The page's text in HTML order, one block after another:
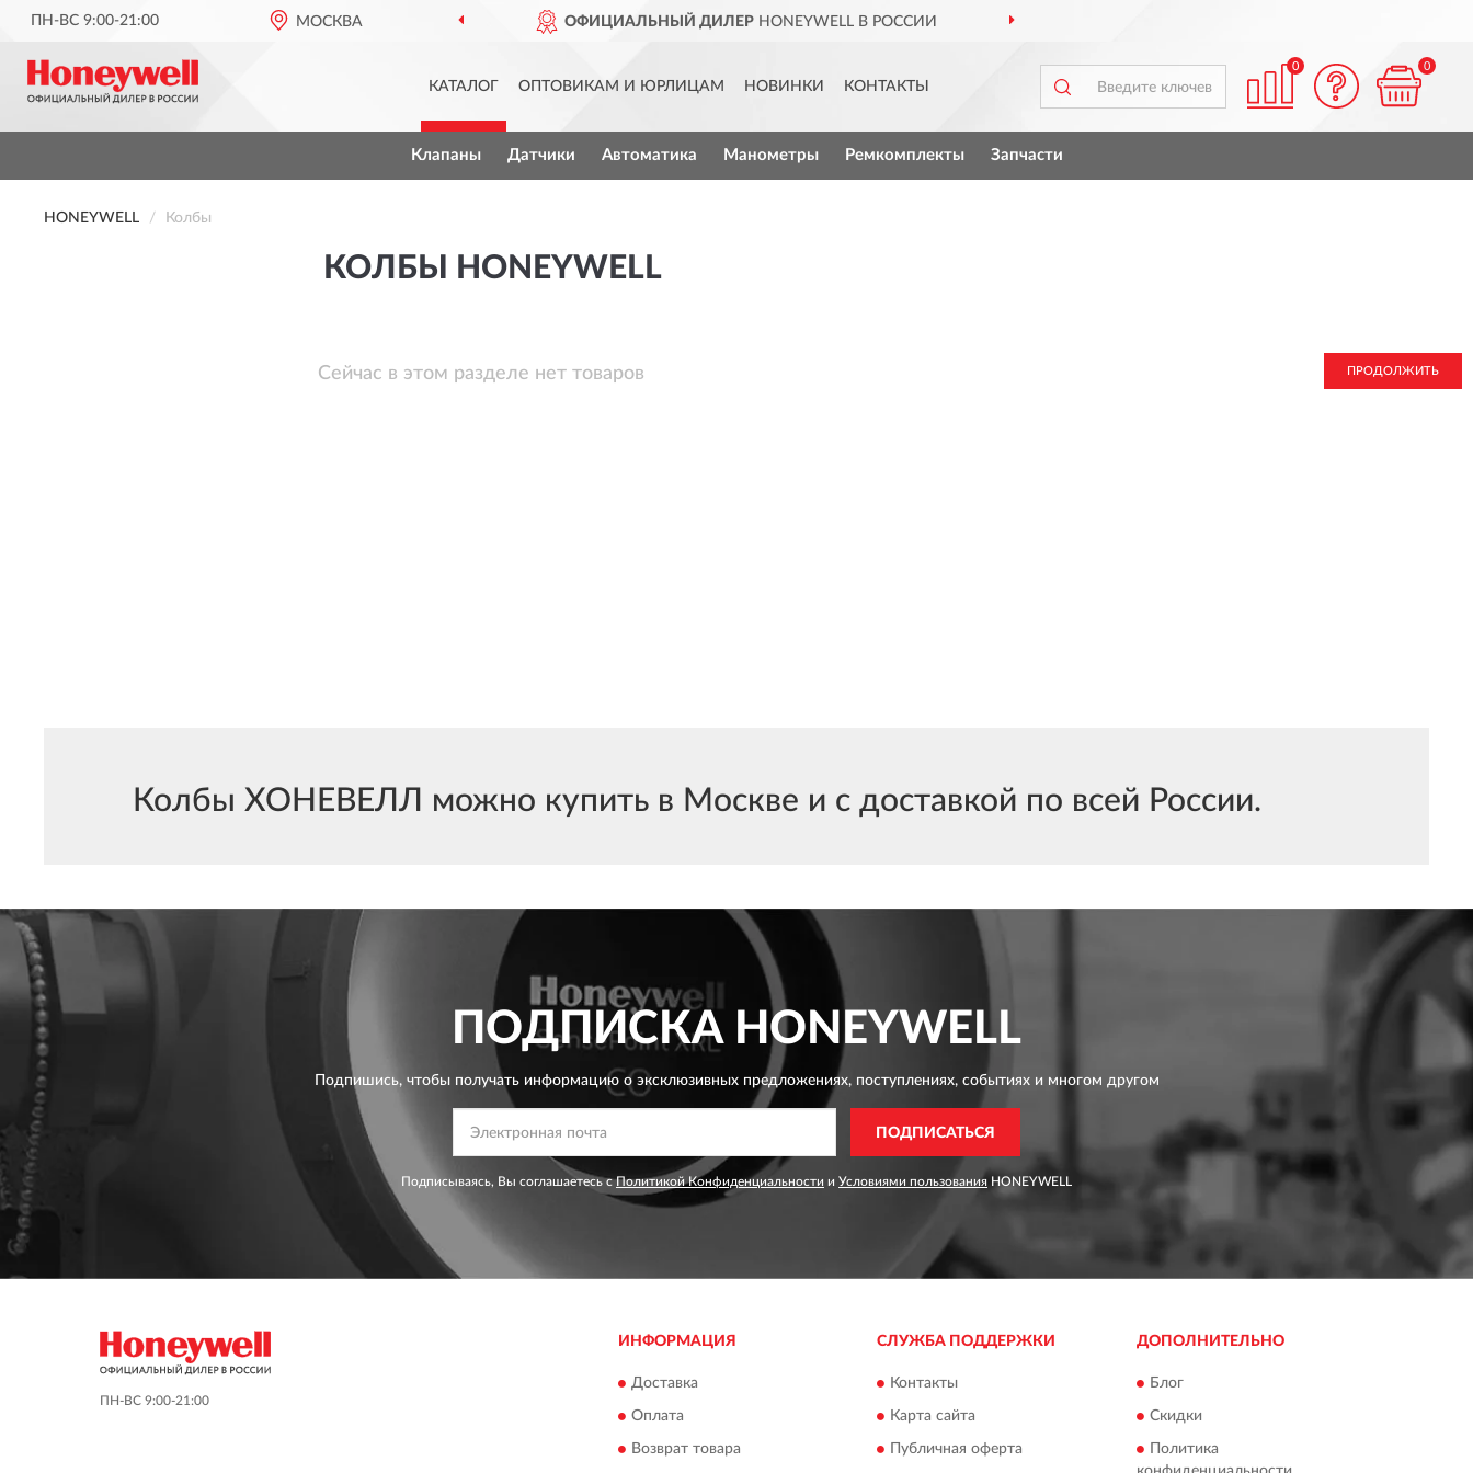
ПН-ВС 9:00-21:00 МОСКВА ОФИЦИАЛЬНЫЙ ДИЛЕРHONEYWELL В РОССИИ
КАТАЛОГ ОПТОВИКАМ И ЮРЛИЦАМ НОВИНКИ КОНТАКТЫ
0 0
Клапаны Датчики Автоматика Манометры Ремкомплекты Запчасти
HONEYWELL Колбы
КОЛБЫ HONEYWELL
Сейчас в этом разделе нет товаров ПРОДОЛЖИТЬ
Колбы ХОНЕВЕЛЛ можно купить в Москве и с доставкой по всей России.
ПОДПИСКАHONEYWELL
Подпишись, чтобы получать информацию о эксклюзивных предложениях,поступлениях, событиях и многом другом
ПОДПИСАТЬСЯ
Подписываясь, Вы соглашаетесь сПолитикой Конфиденциальности и Условиями пользования HONEYWELL
ПН-ВС 9:00-21:00
ИНФОРМАЦИЯ
Доставка
Оплата
Возврат товара
СЛУЖБА ПОДДЕРЖКИ
Контакты
Карта сайта
Публичная оферта
ДОПОЛНИТЕЛЬНО
Блог
Скидки
Политика